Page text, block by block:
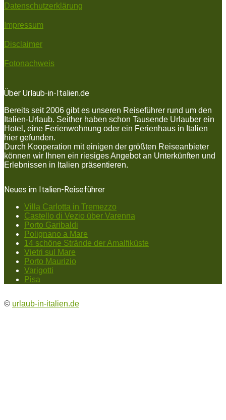
Datenschutzerklärung
Impressum
Disclaimer
Fotonachweis
Über Urlaub-in-Italien.de
Bereits seit 2006 gibt es unseren Reiseführer rund um den
Italien-Urlaub. Seither haben schon Tausende Urlauber ein
Hotel, eine Ferienwohnung oder ein Ferienhaus in Italien
hier gefunden.
Durch Kooperation mit einigen der größten Reiseanbieter
können wir Ihnen ein riesiges Angebot an Unterkünften und
Erlebnissen in Italien präsentieren.
Neues im Italien-Reiseführer
Villa Carlotta in Tremezzo
Castello di Vezio über Varenna
Porto Garibaldi
Polignano a Mare
14 schöne Strände der Amalfiküste
Vietri sul Mare
Porto Maurizio
Varigotti
Pisa
© urlaub-in-italien.de